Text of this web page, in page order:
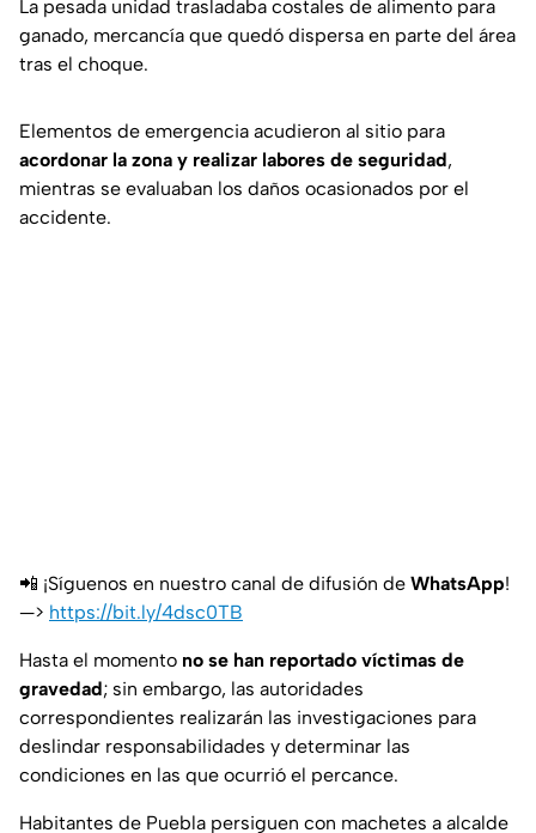
La pesada unidad trasladaba costales de alimento para
ganado, mercancía que quedó dispersa en parte del área
tras el choque.
Elementos de emergencia acudieron al sitio para
acordonar la zona y realizar labores de seguridad,
mientras se evaluaban los daños ocasionados por el
accidente.
📲 ¡Síguenos en nuestro canal de difusión de WhatsApp!
—> https://bit.ly/4dsc0TB
Hasta el momento no se han reportado víctimas de
gravedad; sin embargo, las autoridades
correspondientes realizarán las investigaciones para
deslindar responsabilidades y determinar las
condiciones en las que ocurrió el percance.
Habitantes de Puebla persiguen con machetes a alcalde